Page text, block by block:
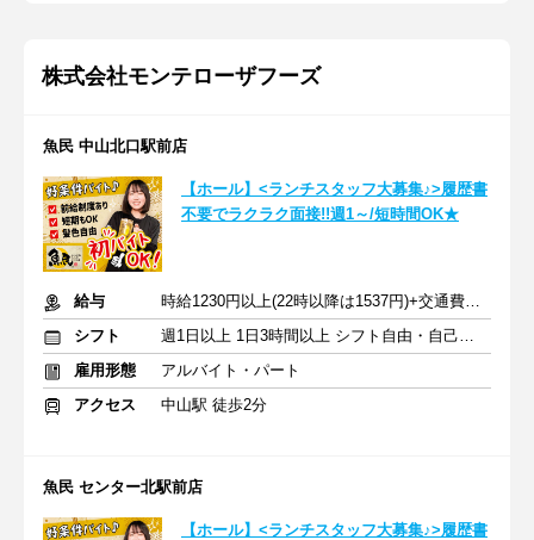
株式会社モンテローザフーズ
魚民 中山北口駅前店
【ホール】<ランチスタッフ大募集♪>履歴書
不要でラクラク面接!!週1～/短時間OK★
給与
時給1230円以上(22時以降は1537円)+交通費規定内支給
シフト
週1日以上 1日3時間以上 シフト自由・自己申告
雇用形態
アルバイト・パート
アクセス
中山駅 徒歩2分
魚民 センター北駅前店
【ホール】<ランチスタッフ大募集♪>履歴書